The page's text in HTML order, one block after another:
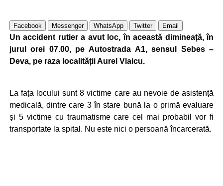
Facebook Messenger WhatsApp Twitter Email
Un accident rutier a avut loc, în această dimineață, în
jurul orei 07.00, pe Autostrada A1, sensul Sebes –
Deva, pe raza localității Aurel Vlaicu.
La fața locului sunt 8 victime care au nevoie de asistență
medicală, dintre care 3 în stare bună la o primă evaluare
și 5 victime cu traumatisme care cel mai probabil vor fi
transportate la spital. Nu este nici o persoană încarcerată.